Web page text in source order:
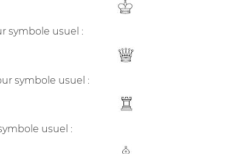
symbole usuel :
symbole usuel :
usuel :